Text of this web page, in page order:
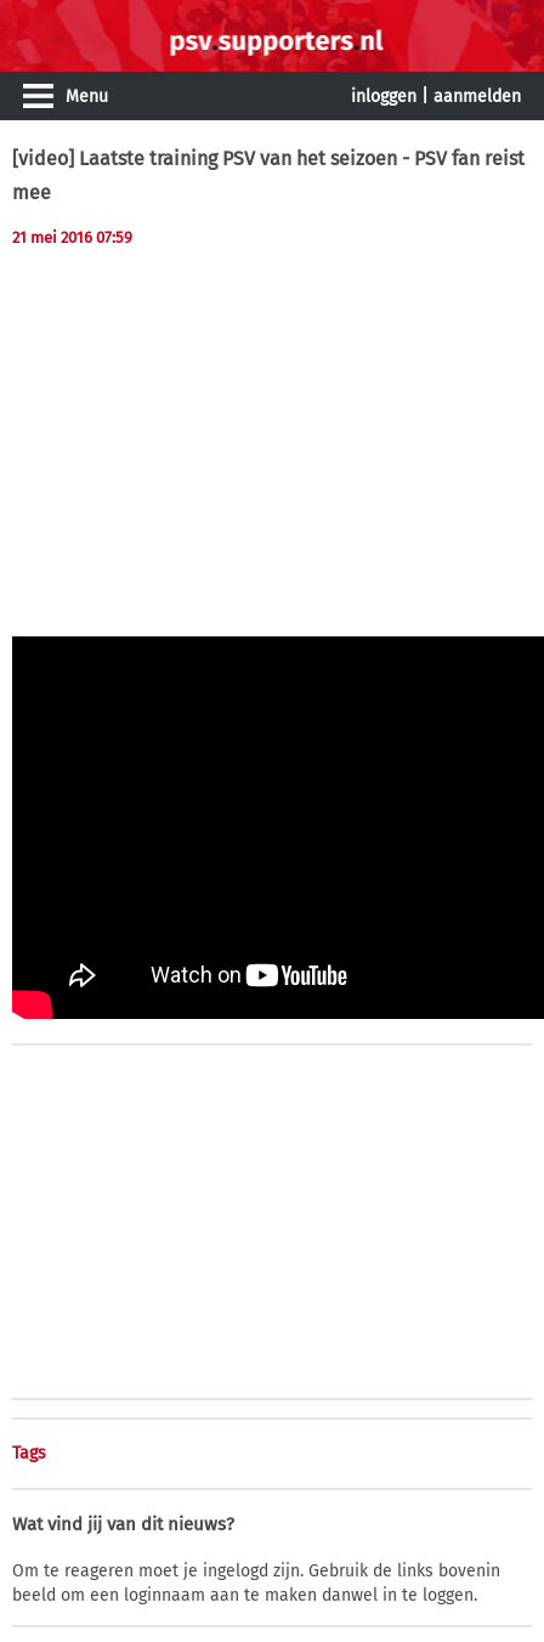
Menu inloggen aanmelden
[video] Laatste training PSV van het seizoen - PSV fan reist
mee
21 mei 2016 07:59
Tags
Wat vind jij van dit nieuws?
Om te reageren moet je ingelogd zijn. Gebruik de links bovenin
beeld om een loginnaam aan te maken danwel in te loggen.